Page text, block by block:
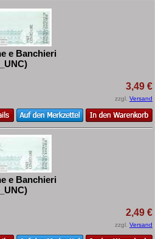
e Banchieri
3,49 €
zzgl. Versand
e Banchieri
2,49 €
zzgl. Versand